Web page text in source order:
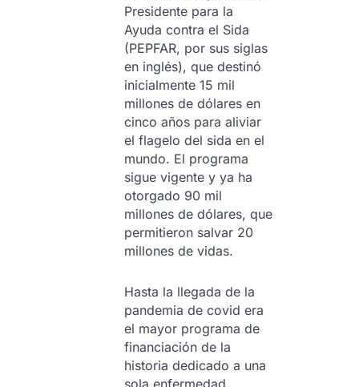
Presidente para la
Ayuda contra el Sida
(PEPFAR, por sus siglas
en inglés), que destinó
inicialmente 15 mil
millones de dólares en
cinco años para aliviar
el flagelo del sida en el
mundo. El programa
sigue vigente y ya ha
otorgado 90 mil
millones de dólares, que
permitieron salvar 20
millones de vidas.
Hasta la llegada de la
pandemia de covid era
el mayor programa de
financiación de la
historia dedicado a una
sola enfermedad.